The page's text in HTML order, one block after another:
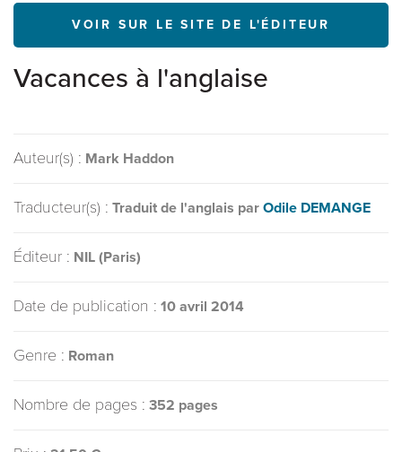
VOIR SUR LE SITE DE L'ÉDITEUR
Vacances à l'anglaise
Auteur(s) : Mark Haddon
Traducteur(s) : Traduit de l'anglais par Odile DEMANGE
Éditeur : NIL (Paris)
Date de publication : 10 avril 2014
Genre : Roman
Nombre de pages : 352 pages